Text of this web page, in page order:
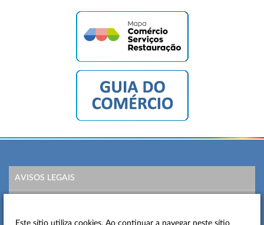
AVISOS LEGAIS
Este sítio utiliza cookies. Ao continuar a navegar neste sítio